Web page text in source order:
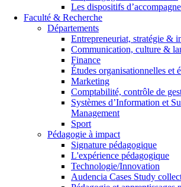
Les dispositifs
Faculté & Recherche
Départements
Entrepreneuriat, stratégie &
Communication, culture &
Finance
Études organisationnelles et
Marketing
Comptabilité, contrôle de
Systèmes d’Information et
Management
Sport
Pédagogie à impact
Signature pédagogique
L'expérience pédagogique
Technologie/Innovation
Audencia Cases Study